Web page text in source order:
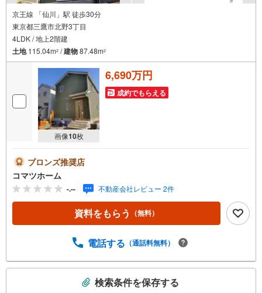
京王線 「仙川」駅 徒歩30分
東京都三鷹市北野3丁目
4LDK / 地上2階建
土地115.04m2 /建物87.48m2
画像10枚
6,690万円
成約でもらえる
ブロンズ推奨店
コマツホーム
-.-- 不動産会社レビュー 2件
資料をもらう （無料）
電話する （通話料無料）
検索条件を保存する